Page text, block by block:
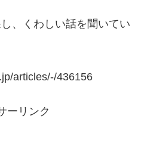
、くわしい話を聞いてい
articles/-/436156
ーリンク